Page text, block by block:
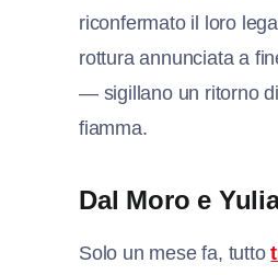
riconfermato il loro
rottura annunciata a
— sigillano un ritorno
fiamma.
Dal Moro e
Solo un mese fa, tutto